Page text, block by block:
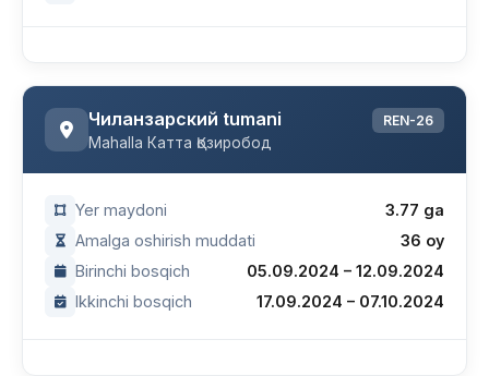
Чиланзарский tumani
Mahalla Катта Қозиробод
REN-26
Yer maydoni
3.77 ga
Amalga oshirish muddati
36 oy
Birinchi bosqich
05.09.2024 – 12.09.2024
Ikkinchi bosqich
17.09.2024 – 07.10.2024